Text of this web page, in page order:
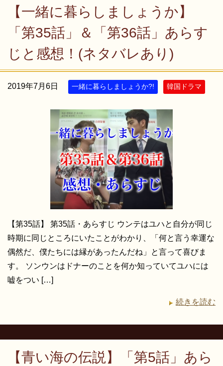
【一緒に暮らしましょうか】
「第35話」＆「第36話」あらす
じと感想！(ネタバレあり)
2019年7月6日 一緒に暮らしましょうか?! 韓国ドラマ
【第35話】 第35話・あらすじ ウンテはユハと自分が同じ
時期に同じところにいたことがわかり、「何と言う幸運な
偶然だ、僕たちには縁があったんだね」と言って喜びま
す。 ソンウンはドナーのことを何か知っていてユハには
嘘をつい […]
続きを読む
【青い海の伝説】「第5話」あら